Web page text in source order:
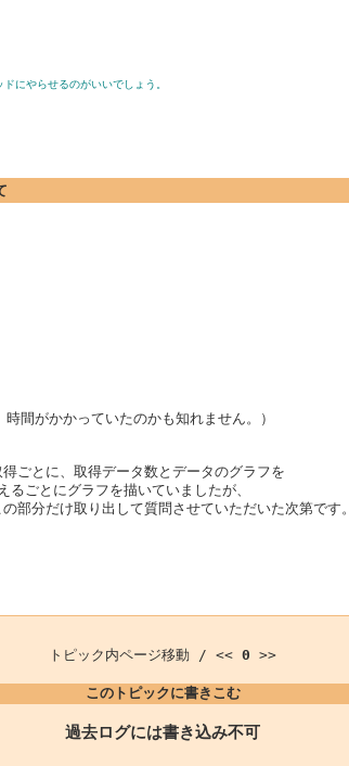
にやらせるのがいいでしょう。
間がかかっていたのかも知れません。）
ごとに、取得データ数とデータのグラフを
ごとにグラフを描いていましたが、
部分だけ取り出して質問させていただいた次第です。
トピック内ページ移動 / << 0 >>
このトピックに書きこむ
過去ログには書き込み不可